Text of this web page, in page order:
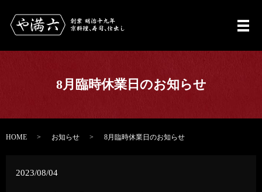
メ
8月臨時休業日のお知らせ
HOME お知らせ 8月臨時休業日のお知らせ
2023/08/04